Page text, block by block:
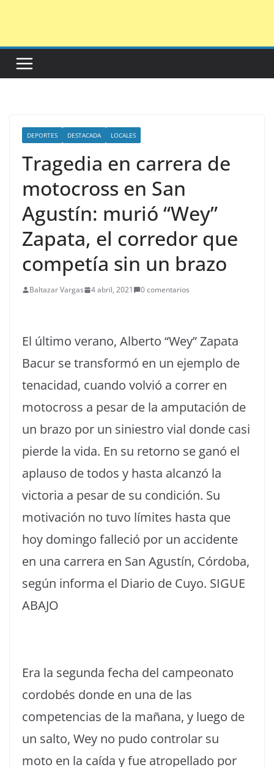
DEPORTES DESTACADA LOCALES
Tragedia en carrera de
motocross en San
Agustín: murió “Wey”
Zapata, el corredor que
competía sin un brazo
Baltazar Vargas 4 abril, 2021 0 comentarios
El último verano, Alberto “Wey” Zapata
Bacur se transformó en un ejemplo de
tenacidad, cuando volvió a correr en
motocross a pesar de la amputación de
un brazo por un siniestro vial donde casi
pierde la vida. En su retorno se ganó el
aplauso de todos y hasta alcanzó la
victoria a pesar de su condición. Su
motivación no tuvo límites hasta que
hoy domingo falleció por un accidente
en una carrera en San Agustín, Córdoba,
según informa el Diario de Cuyo. SIGUE
ABAJO
Era la segunda fecha del campeonato
cordobés donde en una de las
competencias de la mañana, y luego de
un salto, Wey no pudo controlar su
moto en la caída y fue atropellado por